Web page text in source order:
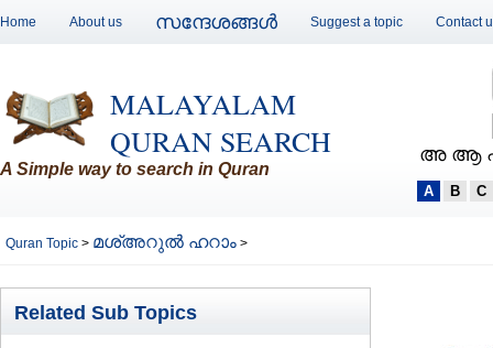
Home About us സന്ദേശങ്ങള്‍ Suggest a topic Contact
MALAYALAM
QURAN SEARCH
A Simple way to search in Quran
അ ആ
A B C
Quran Topic > മശ്അറുല്‍ ഹറാം >
Related Sub Topics